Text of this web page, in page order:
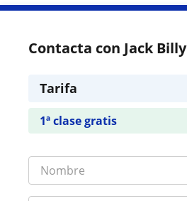
Contacta con Jack Billy
Tarifa
1ª clase gratis